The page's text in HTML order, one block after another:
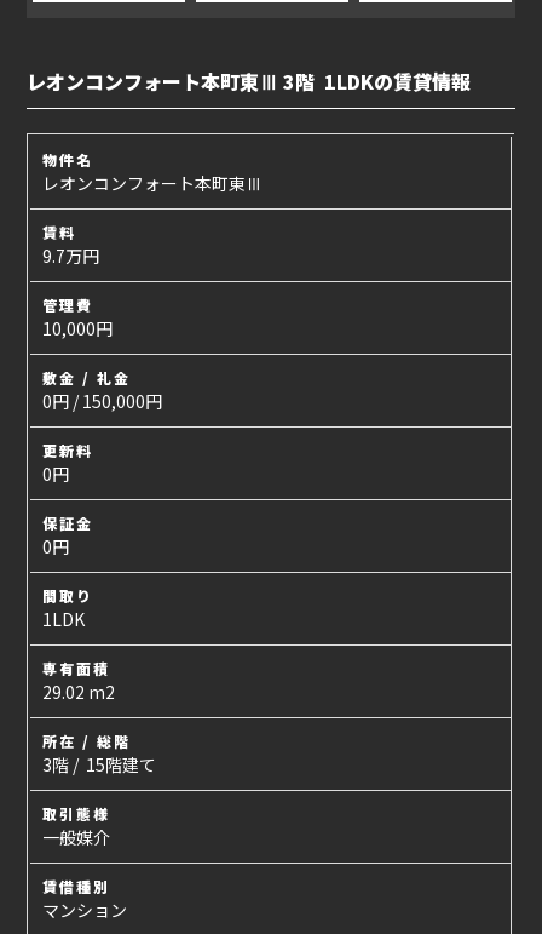
レオンコンフォート本町東Ⅲ 3階 1LDKの賃貸情報
物件名
レオンコンフォート本町東Ⅲ
賃料
9.7万円
管理費
10,000円
敷金 / 礼金
0円 / 150,000円
更新料
0円
保証金
0円
間取り
1LDK
専有面積
29.02 m2
所在 / 総階
3階 / 15階建て
取引態様
一般媒介
賃借種別
マンション